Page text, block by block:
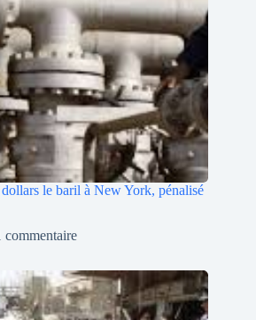
le baril à New York, pénalisé
commentaire